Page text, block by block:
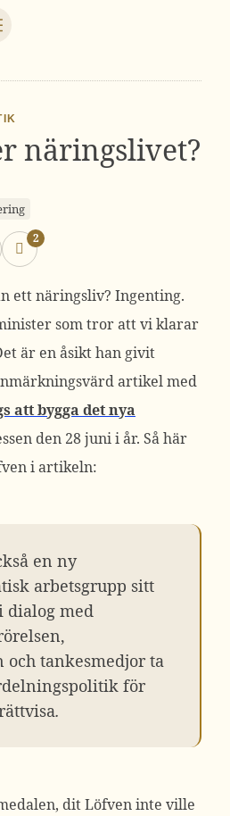
näringslivet?
2
ett näringsliv? Ingenting.
som tror att vi klarar
är en åsikt han givit
artikel med
att bygga det nya
den 28 juni i år. Så här
i artikeln:
en ny
arbetsgrupp sitt
dialog med
tankesmedjor ta
för
.
dit Löfven inte ville